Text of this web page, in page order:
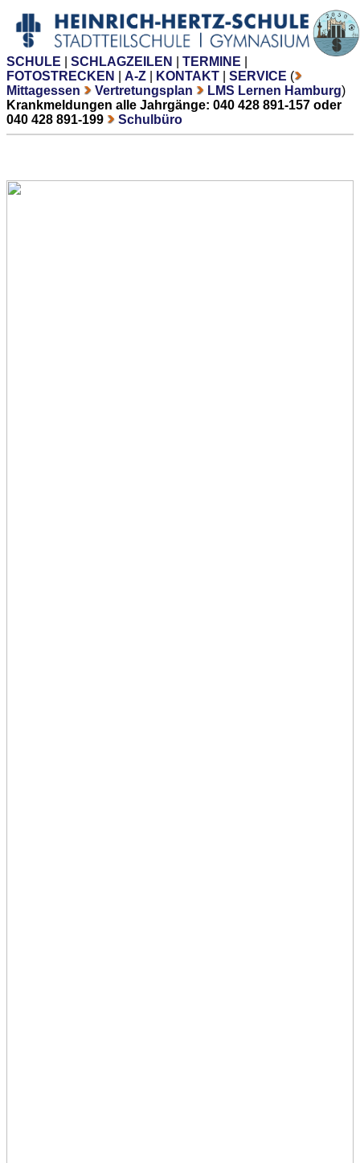
SCHULE SCHLAGZEILEN TERMINE
FOTOSTRECKEN
A-Z KONTAKT SERVICE (
Mittagessen
Vertretungsplan LMS Lernen Hamburg)
Krankmeldungen alle Jahrgänge: 040 428 891-157 oder
040 428 891-199
Schulbüro